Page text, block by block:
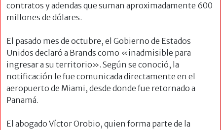
contratos y adendas que suman aproximadamente 600
millones de dólares.
El pasado mes de octubre, el Gobierno de Estados
Unidos declaró a Brands como «inadmisible para
ingresar a su territorio». Según se conoció, la
notificación le fue comunicada directamente en el
aeropuerto de Miami, desde donde fue retornado a
Panamá.
El abogado Víctor Orobio, quien forma parte de la